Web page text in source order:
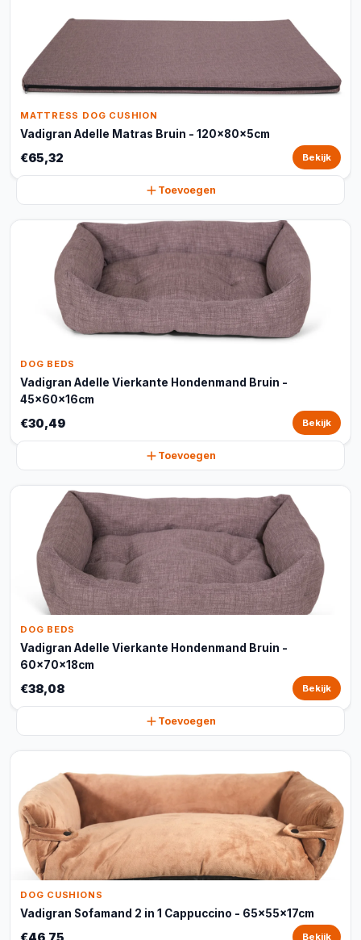
MATTRESS DOG CUSHION
Vadigran Adelle Matras Bruin - 120x80x5cm
€65,32 Bekijk
Toevoegen
DOG BEDS
Vadigran Adelle Vierkante Hondenmand Bruin -
45x60x16cm
€30,49 Bekijk
Toevoegen
DOG BEDS
Vadigran Adelle Vierkante Hondenmand Bruin -
60x70x18cm
€38,08 Bekijk
Toevoegen
DOG CUSHIONS
Vadigran Sofamand 2 in 1 Cappuccino - 65x55x17cm
€46,75 Bekijk